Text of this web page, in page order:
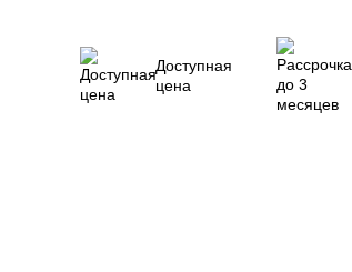
Доступная
цена